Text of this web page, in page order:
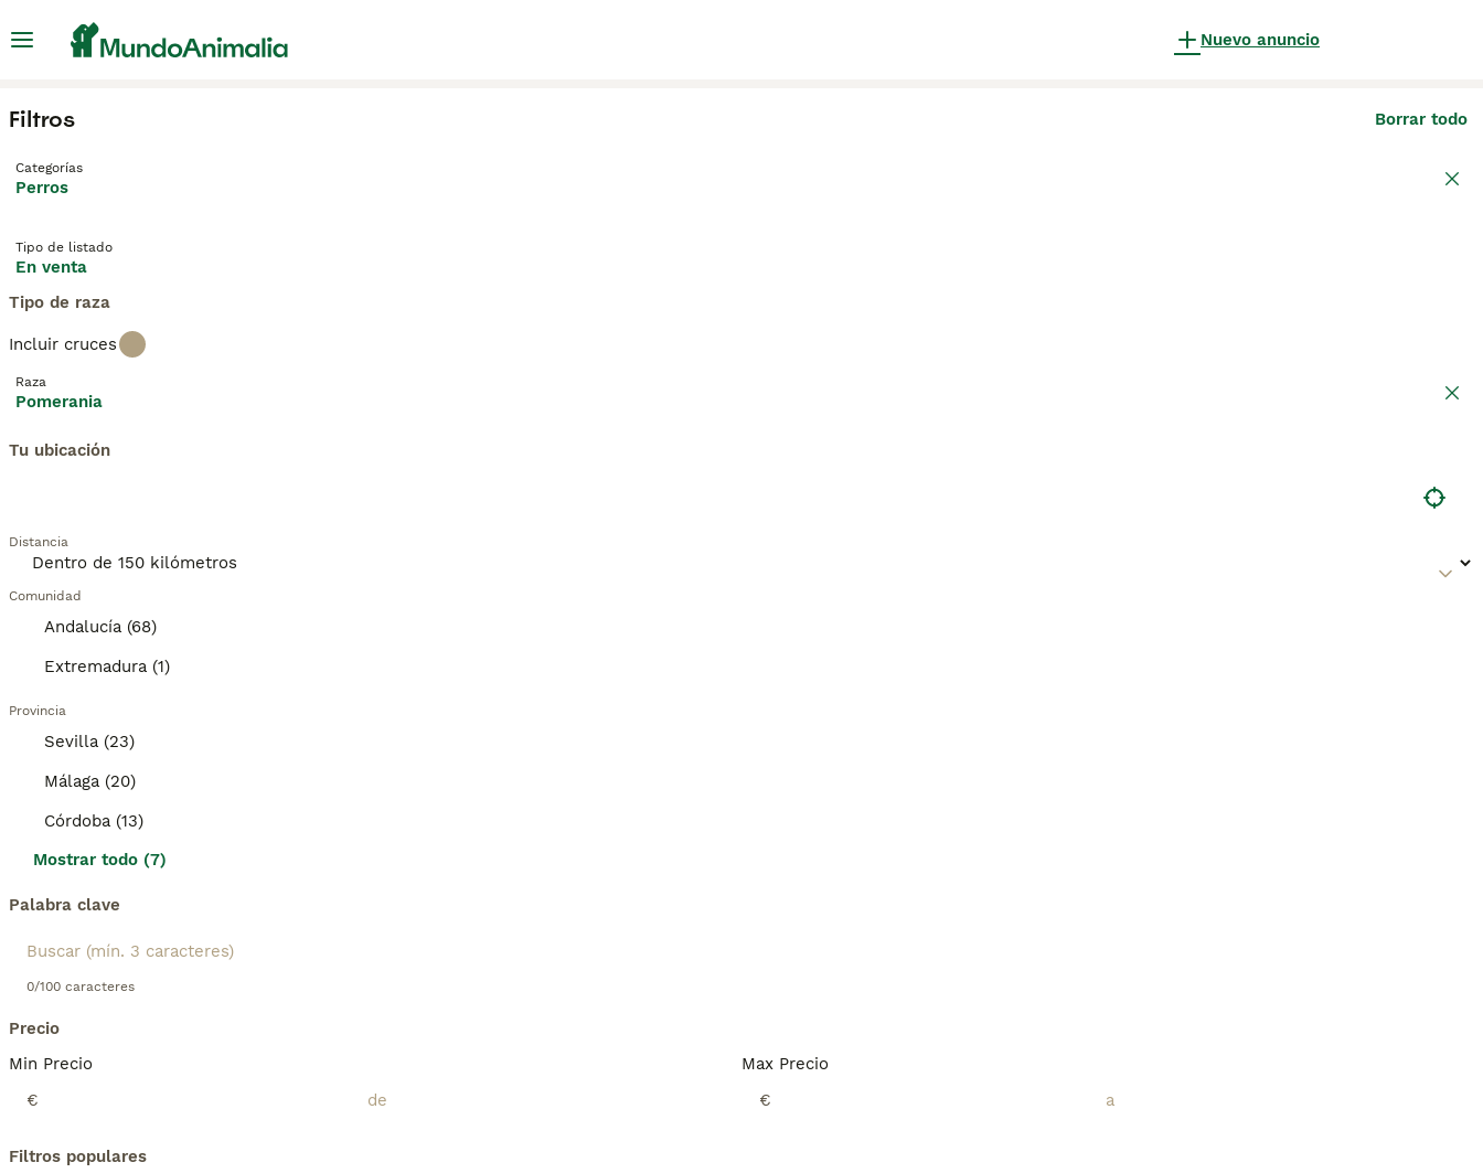
Nuevo anuncio
Filtros Borrar todo
Categorías
Perros
Tipo de listado
En venta
Tipo de raza
Incluir cruces
Raza
Pomerania
Tu ubicación
Distancia
Comunidad
Andalucía (68)
Extremadura (1)
Provincia
Sevilla (23)
Málaga (20)
Córdoba (13)
Mostrar todo (7)
Palabra clave
0/100 caracteres
Precio
Min Precio
€
Max Precio
€
Filtros populares